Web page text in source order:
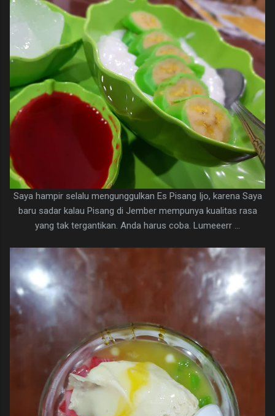
Saya hampir selalu mengunggulkan Es Pisang Ijo, karena Saya
baru sadar kalau Pisang di Jember mempunya kualitas rasa
yang tak tergantikan. Anda harus coba. Lumeeerr ...